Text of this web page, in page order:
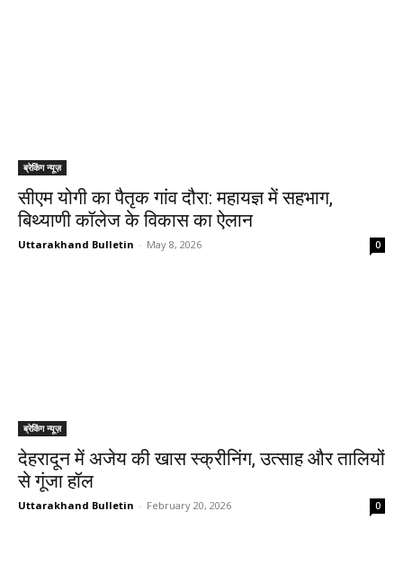
ब्रेकिंग न्यूज़
सीएम योगी का पैतृक गांव दौरा: महायज्ञ में सहभाग,
बिथ्याणी कॉलेज के विकास का ऐलान
Uttarakhand Bulletin - May 8, 2026 0
ब्रेकिंग न्यूज़
देहरादून में अजेय की खास स्क्रीनिंग, उत्साह और तालियों
से गूंजा हॉल
Uttarakhand Bulletin - February 20, 2026 0